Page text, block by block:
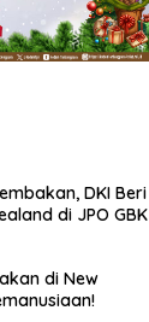
DKI Beri
di JPO GBK
di New